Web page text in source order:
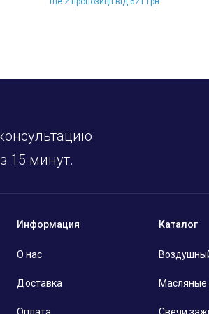
15 минут.
Информация
О нас
Доставка
Оплата
Каталог
Масляные
Свечи